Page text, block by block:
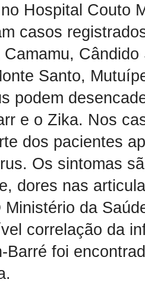
Hospital Couto
casos
Camamu,
Santo,
podem
e o Zika. Nos
dos pacientes
Os sintomas
dores nas
Ministério da
correlação da
Barré foi